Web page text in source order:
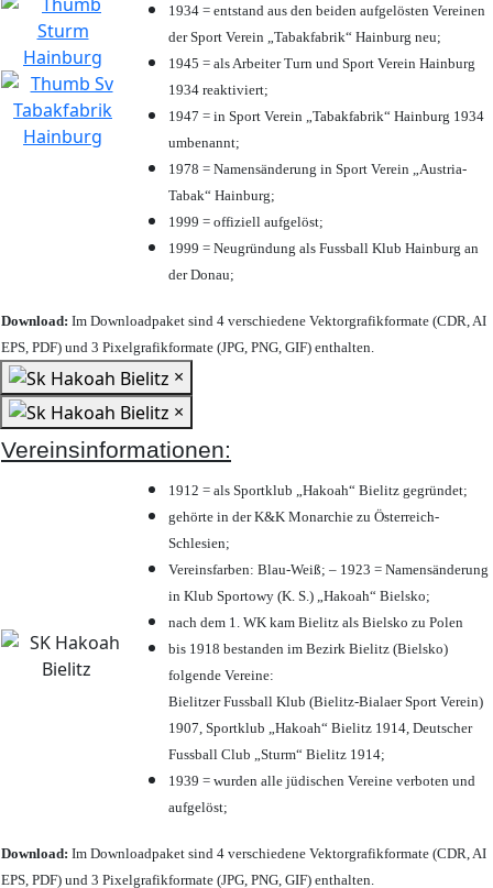
1934 = entstand aus den beiden aufgelösten Vereinen
der Sport Verein „Tabakfabrik“ Hainburg neu;
1945 = als Arbeiter Turn und Sport Verein Hainburg
1934 reaktiviert;
1947 = in Sport Verein „Tabakfabrik“ Hainburg 1934
umbenannt;
1978 = Namensänderung in Sport Verein „Austria-
Tabak“ Hainburg;
1999 = offiziell aufgelöst;
1999 = Neugründung als Fussball Klub Hainburg an
der Donau;
Download: Im Downloadpaket sind 4 verschiedene Vektorgrafikformate (CDR, AI
EPS, PDF) und 3 Pixelgrafikformate (JPG, PNG, GIF) enthalten.
×
×
Vereinsinformationen:
1912 = als Sportklub „Hakoah“ Bielitz gegründet;
gehörte in der K&K Monarchie zu Österreich-
Schlesien;
Vereinsfarben: Blau-Weiß; – 1923 = Namensänderung
in Klub Sportowy (K. S.) „Hakoah“ Bielsko;
nach dem 1. WK kam Bielitz als Bielsko zu Polen
bis 1918 bestanden im Bezirk Bielitz (Bielsko)
folgende Vereine:
Bielitzer Fussball Klub (Bielitz-Bialaer Sport Verein)
1907, Sportklub „Hakoah“ Bielitz 1914, Deutscher
Fussball Club „Sturm“ Bielitz 1914;
1939 = wurden alle jüdischen Vereine verboten und
aufgelöst;
Download: Im Downloadpaket sind 4 verschiedene Vektorgrafikformate (CDR, AI
EPS, PDF) und 3 Pixelgrafikformate (JPG, PNG, GIF) enthalten.